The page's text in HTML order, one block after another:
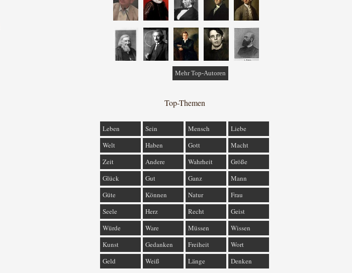
Mehr Top-Autoren
Top-Themen
Leben Sein Mensch
Liebe
Welt
Haben Gott
Macht
Zeit
Andere Wahrheit
Größe
Glück
Gut Ganz
Mann
Güte
Können Natur
Frau
Seele
Herz Recht
Geist
Würde
Ware Müssen
Wissen
Kunst
Gedanken Freiheit
Wort
Geld
Weiß Länge Denken